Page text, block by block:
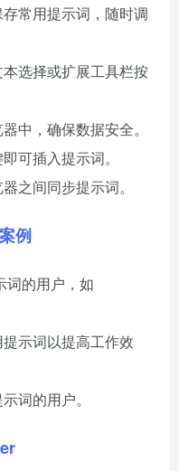
存常用提示词，随时调
本选择或扩展工具栏按
中，确保数据安全。
可插入提示词。
之间同步提示词。
例
词的用户，如
示词以提高工作效
词的用户。